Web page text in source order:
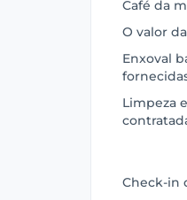
Café da
O valor
Enxoval
Limpeza
Check-in